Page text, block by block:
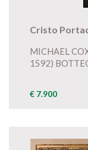
Cristo
MICHAEL
1592)
€ 7.900